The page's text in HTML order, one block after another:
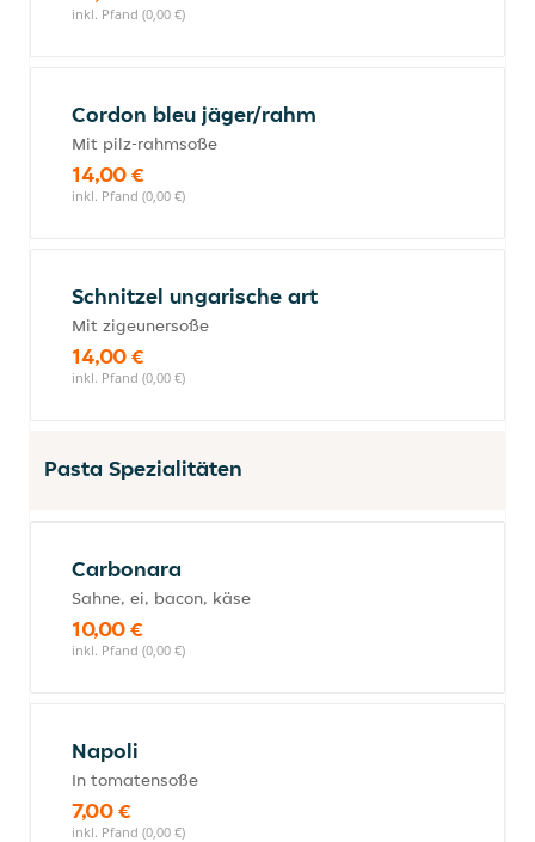
inkl. Pfand (0,00 €)
Cordon bleu jäger/rahm
Mit pilz-rahmsoße
14,00 €
inkl. Pfand (0,00 €)
Schnitzel ungarische art
Mit zigeunersoße
14,00 €
inkl. Pfand (0,00 €)
Pasta Spezialitäten
Carbonara
Sahne, ei, bacon, käse
10,00 €
inkl. Pfand (0,00 €)
Napoli
In tomatensoße
7,00 €
inkl. Pfand (0,00 €)